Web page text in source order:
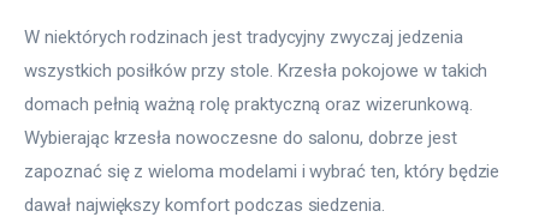
W niektórych rodzinach jest tradycyjny zwyczaj jedzenia
wszystkich posiłków przy stole. Krzesła pokojowe w takich
domach pełnią ważną rolę praktyczną oraz wizerunkową.
Wybierając krzesła nowoczesne do salonu, dobrze jest
zapoznać się z wieloma modelami i wybrać ten, który będzie
dawał największy komfort podczas siedzenia.